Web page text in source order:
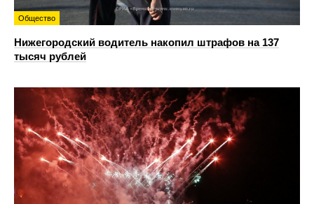
Общество
Нижегородский водитель накопил штрафов на 137
тысяч рублей